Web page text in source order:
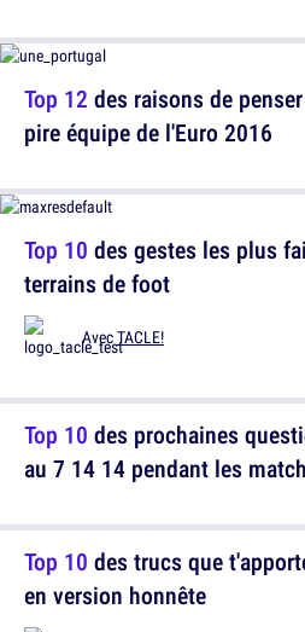
Top 10 des gestes les plus
terrains de foot
AvecTACLE!
Top 10 des trucs que
en version honnête
Top 12 des raisons de
pire équipe de l'Euro 2016
Top 10 des prochaines
au 7 14 14 pendant les